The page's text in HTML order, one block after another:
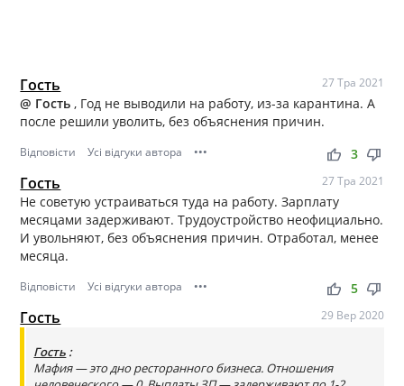
Гость 27 Тра 2021
@ Гость, Год не выводили на работу, из-за карантина. А
после решили уволить, без объяснения причин.
Відповісти Усі відгуки автора ••• thumb_up thumb_down
3
Гость 27 Тра 2021
Не советую устраиваться туда на работу. Зарплату
месяцами задерживают. Трудоустройство неофициально.
И увольняют, без объяснения причин. Отработал, менее
месяца.
Відповісти Усі відгуки автора ••• thumb_up thumb_down
5
Гость 29 Вер 2020
Гость :
Мафия — это дно ресторанного бизнеса. Отношения